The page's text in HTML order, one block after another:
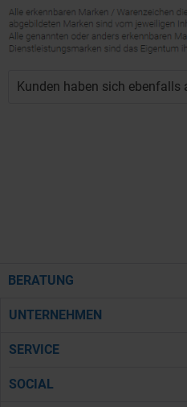
Kunden haben sich ebenfalls
BERATUNG
UNTERNEHMEN
SERVICE
SOCIAL